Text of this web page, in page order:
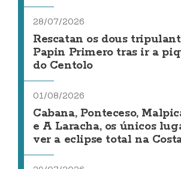
28/07/2026
Rescatan os dous
Papin Primero tras ir a
do Centolo
01/08/2026
Cabana, Ponteceso,
e A Laracha, os únicos
ver a eclipse total na